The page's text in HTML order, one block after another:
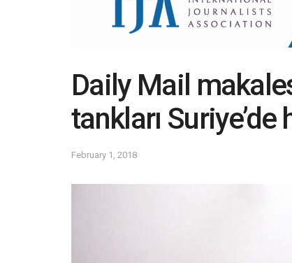
​Daily Mail
tankları Suriye’de
February 1, 2018